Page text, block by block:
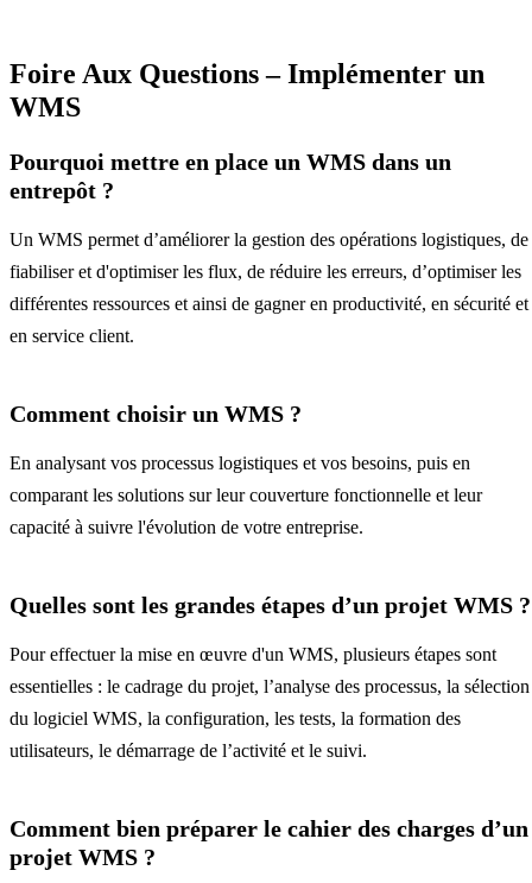
Foire Aux Questions – Implémenter un
WMS
Pourquoi mettre en place un WMS dans un
entrepôt ?
Un WMS permet d’améliorer la gestion des opérations logistiques, de
fiabiliser et d'optimiser les flux, de réduire les erreurs, d’optimiser les
différentes ressources et ainsi de gagner en productivité, en sécurité et
en service client.
Comment choisir un WMS ?
En analysant vos processus logistiques et vos besoins, puis en
comparant les solutions sur leur couverture fonctionnelle et leur
capacité à suivre l'évolution de votre entreprise.
Quelles sont les grandes étapes d’un projet WMS ?
Pour effectuer la mise en œuvre d'un WMS, plusieurs étapes sont
essentielles : le cadrage du projet, l’analyse des processus, la sélection
du logiciel WMS, la configuration, les tests, la formation des
utilisateurs, le démarrage de l’activité et le suivi.
Comment bien préparer le cahier des charges d’un
projet WMS ?